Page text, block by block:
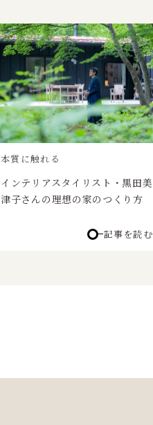
本質に触れる
インテリアスタイリスト・黒田美
津子さんの理想の家のつくり方
記事を読む